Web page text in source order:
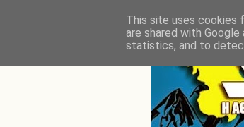
This site uses cookies
are shared with
statistics, and to